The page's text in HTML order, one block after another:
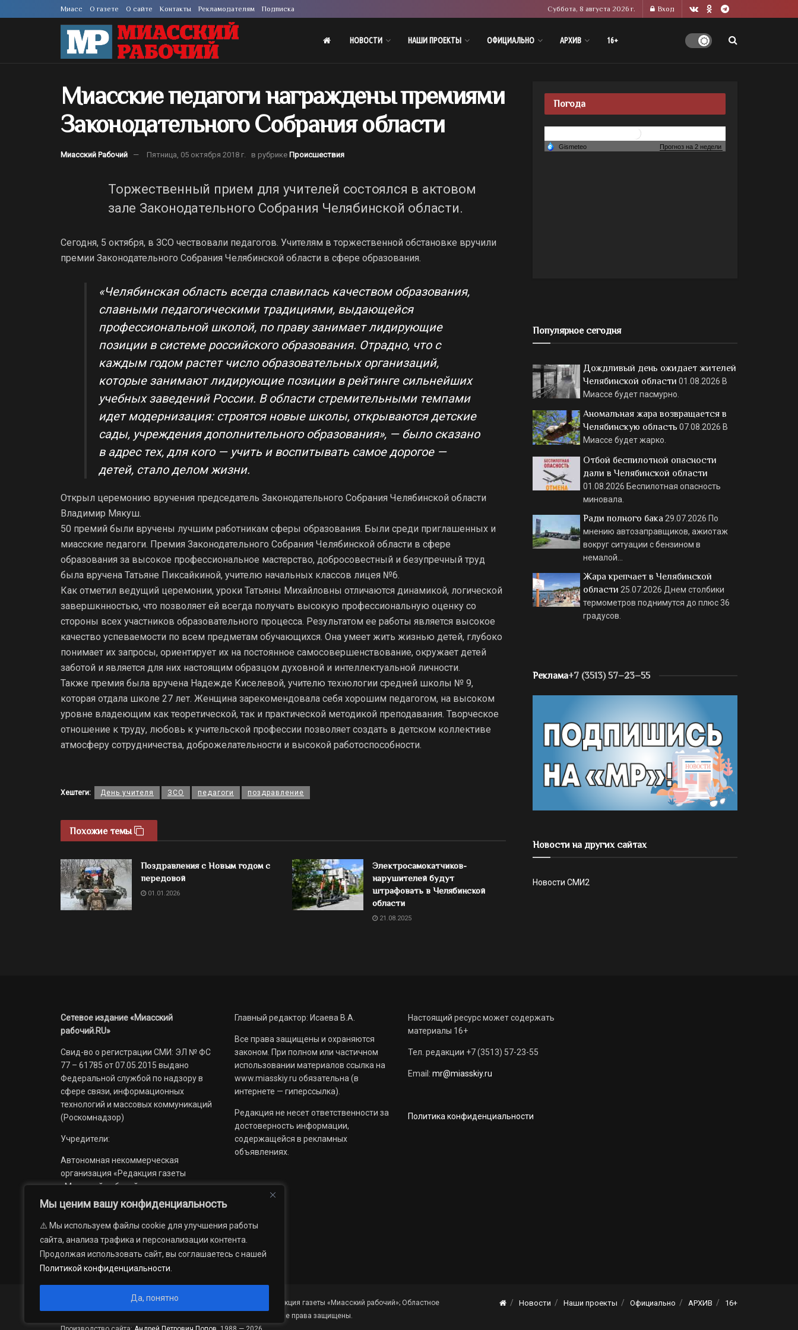
Мы ценим вашу конфиденциальность
⚠️ Мы используем файлы cookie для улучшения работы
сайта, анализа трафика и персонализации контента.
Продолжая использовать сайт, вы соглашаетесь с нашей
Политикой конфиденциальности
Да, понятно
Миасс О газете О сайте Контакты Рекламодателям Подписка Суббота, 8 августа 2026 г. Вход
НОВОСТИ НАШИ ПРОЕКТЫ ОФИЦИАЛЬНО АРХИВ 16+
Миасские педагоги награждены премиями
Законодательного Собрания области
Миасский Рабочий Пятница, 05 октября 2018 г. в рубрике Происшествия
Торжественный прием для учителей состоялся в актовом
зале Законодательного Собрания Челябинской области.
Сегодня, 5 октября, в ЗСО чествовали педагогов. Учителям в торжественной обстановке вручили
премии Законодательного Собрания Челябинской области в сфере образования.
«Челябинская область всегда славилась качеством образования,
славными педагогическими традициями, выдающейся
профессиональной школой, по праву занимает лидирующие
позиции в системе российского образования. Отрадно, что с
каждым годом растет число образовательных организаций,
которые занимают лидирующие позиции в рейтинге сильнейших
учебных заведений России. В области стремительными темпами
идет модернизация: строятся новые школы, открываются детские
сады, учреждения дополнительного образования», — было сказано
в адрес тех, для кого — учить и воспитывать самое дорогое —
детей, стало делом жизни.
Открыл церемонию вручения председатель Законодательного Собрания Челябинской области
Владимир Мякуш.
50 премий были вручены лучшим работникам сферы образования. Были среди приглашенных и
миасские педагоги. Премия Законодательного Собрания Челябинской области в сфере
образования за высокое профессиональное мастерство, добросовестный и безупречный труд
была вручена Татьяне Пиксайкиной, учителю начальных классов лицея №6.
Как отметил ведущий церемонии, уроки Татьяны Михайловны отличаются динамикой, логической
завершкнностью, что позволяет ей всегда получать высокую профессиональную оценку со
стороны всех участников образовательного процесса. Результатом ее работы является высокое
качество успеваемости по всем предметам обучающихся. Она умеет жить жизнью детей, глубоко
понимает их запросы, ориентирует их на постоянное самосовершенствование, окружает детей
заботой и является для них настоящим образцом духовной и интеллектуальной личности.
Также премия была вручена Надежде Киселевой, учителю технологии средней школы № 9,
которая отдала школе 27 лет. Женщина зарекомендовала себя хорошим педагогом, на высоком
уровне владеющим как теоретической, так и практической методикой преподавания. Творческое
отношение к труду, любовь к учительской профессии позволяет создать в детском коллективе
атмосферу сотрудничества, доброжелательности и высокой работоспособности.
Хештеги: День учителя ЗСО педагоги поздравление
Похожие темы
Поздравления с Новым годом с
передовой
01.01.2026
Электросамокатчиков-
нарушителей будут
штрафовать в Челябинской
области
21.08.2025
Погода
Популярное сегодня
Дождливый день ожидает жителей
Челябинской области 01.08.2026 В
Миассе будет пасмурно.
Аномальная жара возвращается в
Челябинскую область 07.08.2026 В
Миассе будет жарко.
Отбой беспилотной опасности
дали в Челябинской области
01.08.2026 Беспилотная опасность
миновала.
Ради полного бака 29.07.2026 По
мнению автозаправщиков, ажиотаж
вокруг ситуации с бензином в
немалой…
Жара крепчает в Челябинской
области 25.07.2026 Днем столбики
термометров поднимутся до плюс 36
градусов.
Реклама+7 (3513) 57–23–55
Новости на других сайтах
Новости СМИ2
Сетевое издание «Миасский
рабочий.RU»
Свид-во о регистрации СМИ: ЭЛ № ФС
77 – 61785 от 07.05.2015 выдано
Федеральной службой по надзору в
сфере связи, информационных
технологий и массовых коммуникаций
(Роскомнадзор)
Учредители:
Автономная некоммерческая
организация «Редакция газеты
«Миасский рабочий»;
Областное государственное
учреждение «Издательский дом
Главный редактор: Исаева В.А.
Все права защищены и охраняются
законом. При полном или частичном
использовании материалов ссылка на
www.miasskiy.ru обязательна (в
интернете — гиперссылка).
Редакция не несет ответственности за
достоверность информации,
содержащейся в рекламных
объявлениях.
Настоящий ресурс может содержать
материалы 16+
Тел. редакции +7 (3513) 57-23-55
Email: mr@miasskiy.ru
Политика конфиденциальности
Новости Наши проекты Официально АРХИВ 16+
© 2012 — 2026. Автономная некоммерческая организация «Редакция газеты «Миасский рабочий»; Областное
государственное учреждение «Издательский дом «Губерния». Все права защищены.